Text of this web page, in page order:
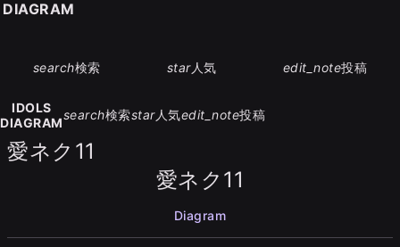
search検索 star人気 edit_note投稿
IDOLS
DIAGRAM
search検索star人気edit_note投稿
愛ネク11
愛ネク11
Diagram